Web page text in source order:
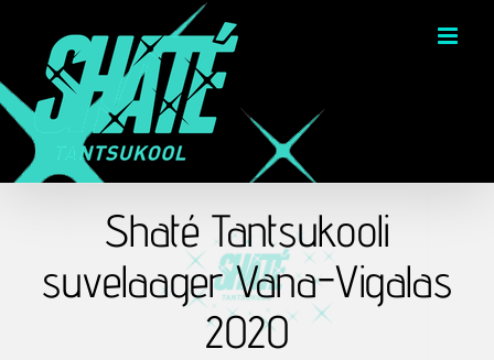
content
Shaté Tantsukooli
suvelaager Vana-Vigalas
2020